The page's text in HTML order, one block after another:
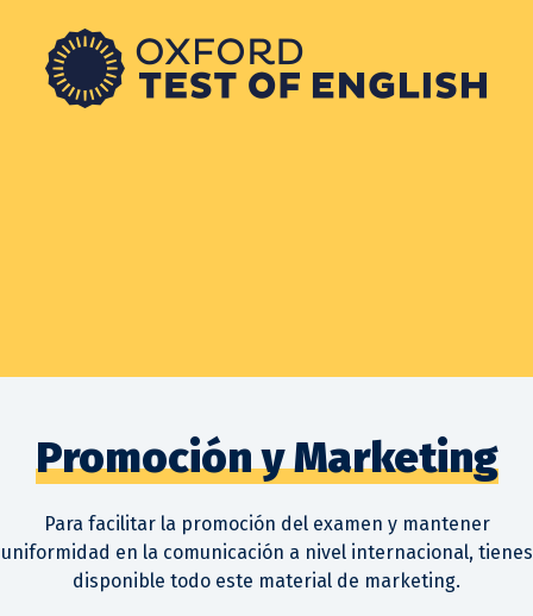
Promoción y Marketing
Para facilitar la promoción del examen y mantener
uniformidad en la comunicación a nivel internacional, tienes
disponible todo este material de marketing.